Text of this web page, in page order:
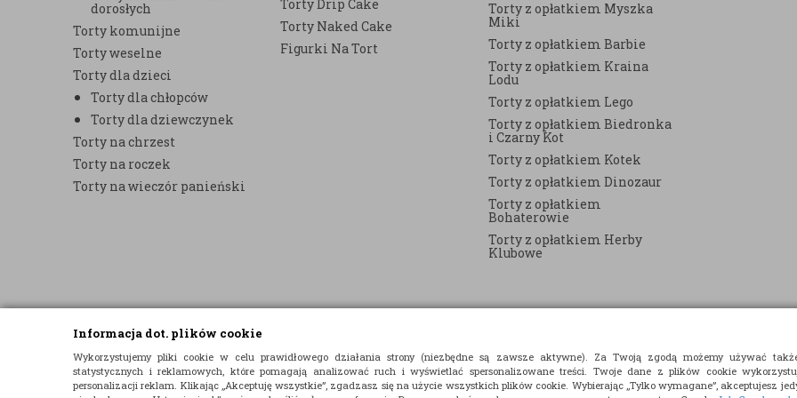
Informacja dot. plików cookie
Wykorzystujemy pliki cookie w celu prawidłowego działania strony (niezbędne są zawsze aktywne). Za Twoją zgodą możemy używać
statystycznych i reklamowych, które pomagają analizować ruch i wyświetlać spersonalizowane treści. Twoje dane z plików cookie
personalizacji reklam. Klikając „Akceptuję wszystkie”, zgadzasz się na użycie wszystkich plików cookie. Wybierając „Tylko wymagane”, akceptujesz
dorosłych
Torty komunijne
Torty weselne
Torty dla dzieci
Torty dla chłopców
Torty dla dziewczynek
Torty na chrzest
Torty na roczek
Torty na wieczór panieński
Torty Drip Cake
Torty Naked Cake
Figurki Na Tort
Torty z opłatkiem Myszka
Miki
Torty z opłatkiem Barbie
Torty z opłatkiem Kraina
Lodu
Torty z opłatkiem Lego
Torty z opłatkiem Biedronka
i Czarny Kot
Torty z opłatkiem Kotek
Torty z opłatkiem Dinozaur
Torty z opłatkiem
Bohaterowie
Torty z opłatkiem Herby
Klubowe
© 2015 E-TORT.PL - WSZELKIE PRAWA ZASTRZEŻONE
PROJEKT I OPROGRAMOWANIE SKLEPU:EBEXO